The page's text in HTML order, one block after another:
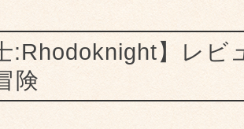
:Rhodoknight】レビ
険